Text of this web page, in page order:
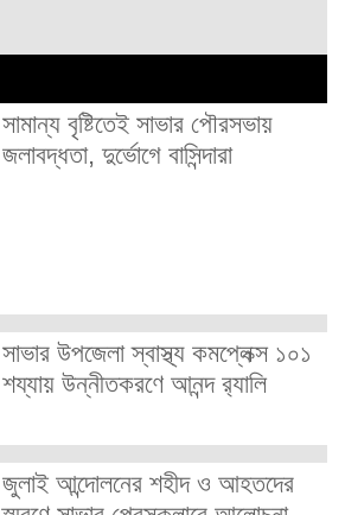
সামান্য বৃষ্টিতেই সাভার পৌরসভায়
জলাবদ্ধতা, দুর্ভোগে বাসিন্দারা
সাভার উপজেলা স্বাস্থ্য কমপ্লেক্স ১০১
শয্যায় উন্নীতকরণে আনন্দ র‍্যালি
জুলাই আন্দোলনের শহীদ ও আহতদের